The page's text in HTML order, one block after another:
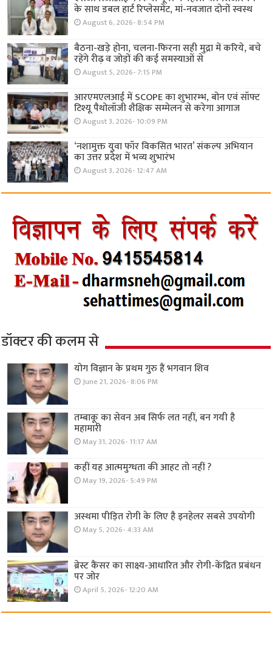
के साथ डबल हार्ट रिप्लेसमेंट, मां-नवजात दोनों स्वस्थ
August 6, 2026- 8:54 PM
बैठना-खड़े होना, चलना-फिरना सही मुद्रा में करिये, बचे
रहेंगे रीढ़ व जोड़ों की कई समस्याओं से
August 5, 2026- 7:15 PM
आरएमएलआई में SCOPE का शुभारम्भ, बोन एवं सॉफ्ट
टिश्यू पैथोलॉजी शैक्षिक सम्मेलन से करेगा आगाज
August 3, 2026- 10:09 PM
‘नशामुक्त युवा फॉर विकसित भारत’ संकल्प अभियान
का उत्तर प्रदेश में भव्य शुभारंभ
August 3, 2026- 12:47 AM
डॉक्टर की कलम से
योग विज्ञान के प्रथम गुरु हैं भगवान शिव
June 21, 2026- 8:06 PM
तम्बाकू का सेवन अब सिर्फ लत नहीं, बन गयी है
महामारी
May 31, 2026- 11:17 AM
कहीं यह आत्ममुग्धता की आहट तो नहीं ?
May 19, 2026- 5:49 PM
अस्थमा पीड़ित रोगी के लिए है इनहेलर सबसे उपयोगी
May 5, 2026- 4:33 AM
ब्रेस्ट कैंसर का साक्ष्य-आधारित और रोगी-केंद्रित प्रबंधन
पर जोर
April 5, 2026- 12:20 AM